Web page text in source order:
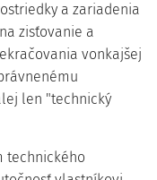
a zariadenia
zisťovanie a
vonkajšej
len "technický
technického